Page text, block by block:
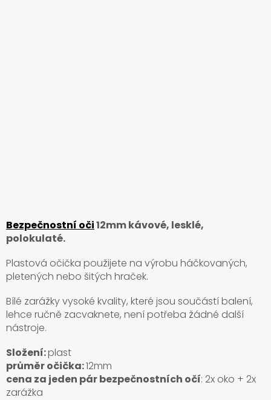
Bezpečnostní oči12mm kávové, lesklé,
polokulaté.
Plastová očička použijete na výrobu háčkovaných,
pletených nebo šitých hraček.
Bílé zarážky vysoké kvality, které jsou součástí balení,
lehce ručně zacvaknete, není potřeba žádné další
nástroje.
Složení:plast
průměr očička:12mm
cena za jeden pár bezpečnostních očí: 2x oko + 2x
zarážka